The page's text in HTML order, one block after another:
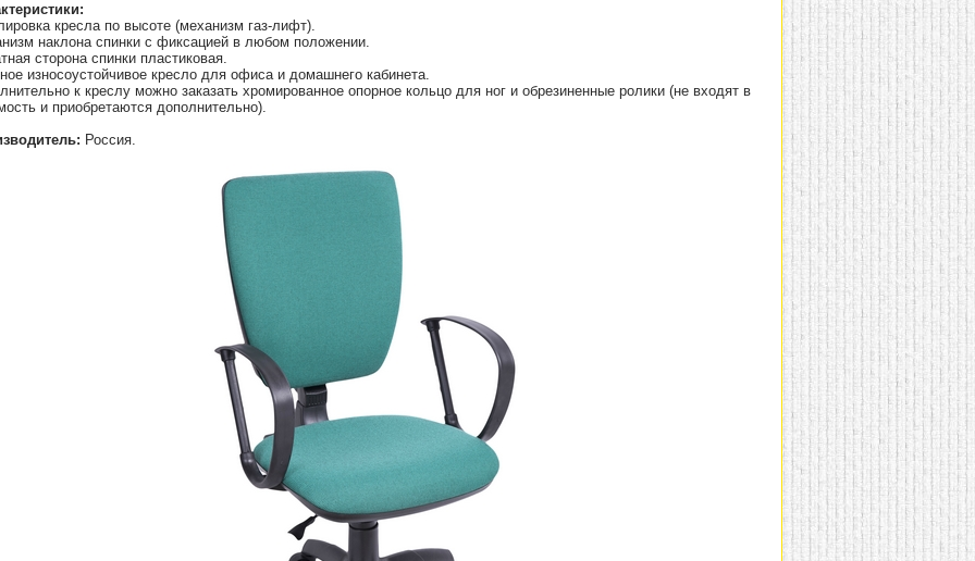
кресла по высоте (механизм газ-лифт).
наклона спинки с фиксацией в любом положении.
сторона спинки пластиковая.
износоустойчивое кресло для офиса и домашнего кабинета.
к креслу можно заказать хромированное опорное кольцо для ног и обрезиненные ролики (не входят в
и приобретаются дополнительно).
Россия.